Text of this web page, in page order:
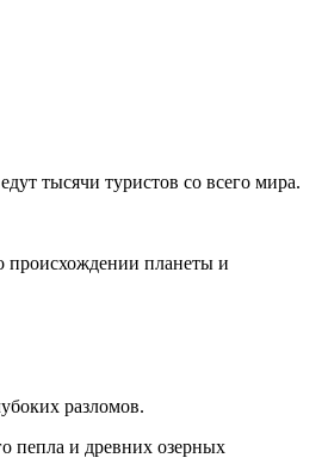
тысячи туристов со всего мира.
происхождении планеты и
разломов.
пепла и древних озерных